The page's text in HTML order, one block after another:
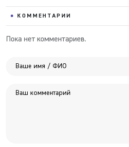
КОММЕНТАРИИ
Пока нет комментариев.